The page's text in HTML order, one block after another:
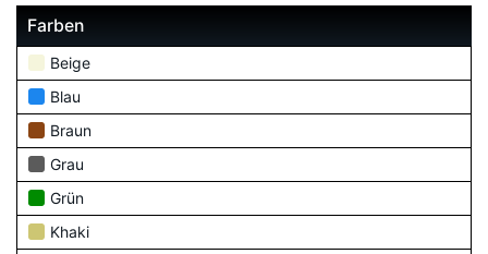
Farben
Beige
Blau
Braun
Grau
Grün
Khaki